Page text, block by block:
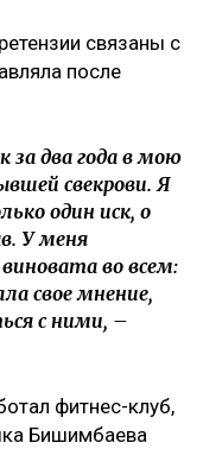
связаны с
после
два года в мою
свекрови. Я
один иск, о
У меня
во всем:
свое мнение,
с ними, –
фитнес-клуб,
Бишимбаева